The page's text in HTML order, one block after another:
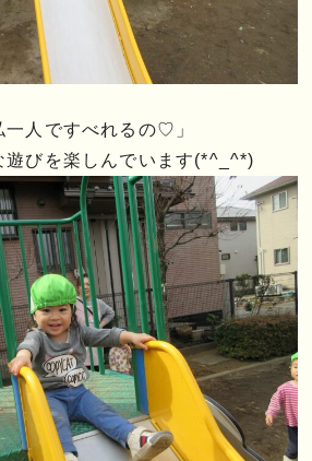
人ですべれるの♡」
遊びを楽しんでいます(*^_^*)